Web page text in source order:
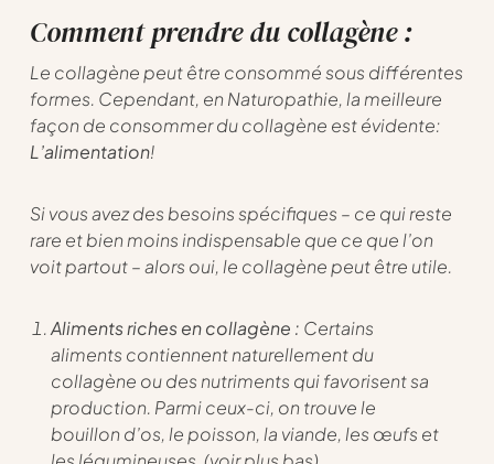
Comment prendre du collagène :
Le collagène peut être consommé sous différentes
formes. Cependant, en Naturopathie, la meilleure
façon de consommer du collagène est évidente:
L’alimentation!
Si vous avez des besoins spécifiques – ce qui reste
rare et bien moins indispensable que ce que l’on
voit partout – alors oui, le collagène peut être utile.
Aliments riches en collagène : Certains
aliments contiennent naturellement du
collagène ou des nutriments qui favorisent sa
production. Parmi ceux-ci, on trouve le
bouillon d’os, le poisson, la viande, les œufs et